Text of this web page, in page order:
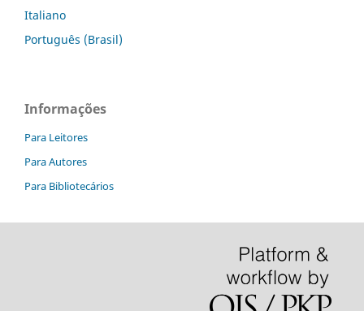
Italiano
Português (Brasil)
Informações
Para Leitores
Para Autores
Para Bibliotecários